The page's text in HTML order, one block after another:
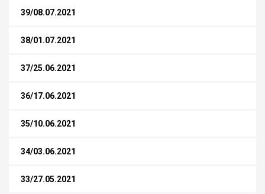
39/08.07.2021
38/01.07.2021
37/25.06.2021
36/17.06.2021
35/10.06.2021
34/03.06.2021
33/27.05.2021